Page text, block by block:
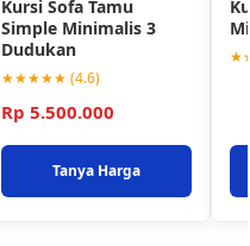
Kursi Sofa Tamu
Simple Minimalis 3
Dudukan
★★★★★ (4.6)
Rp 5.500.000
Tanya Harga